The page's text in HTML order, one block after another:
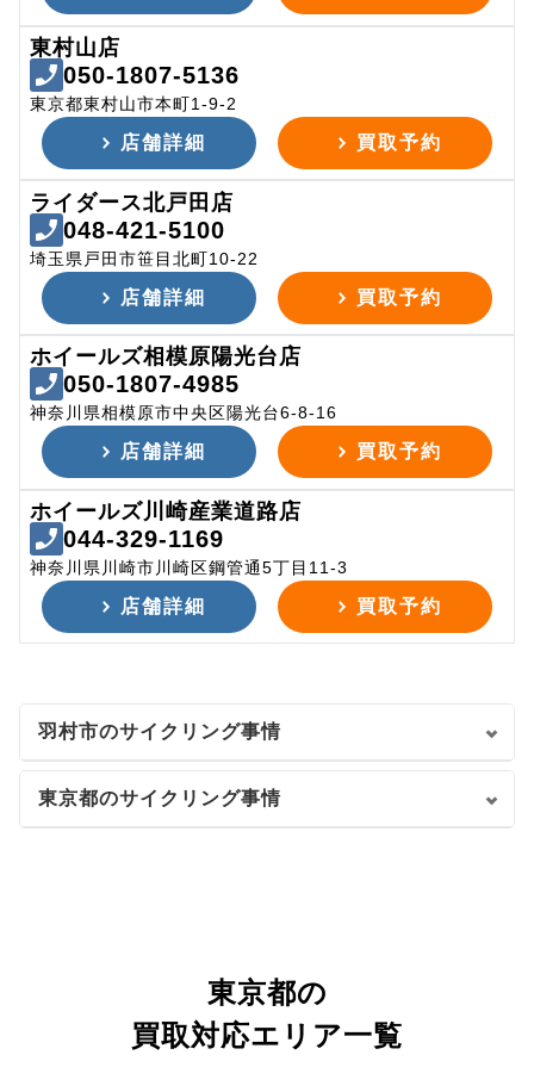
東村山店
050-1807-5136
東京都東村山市本町1-9-2
店舗詳細 買取予約
ライダース北戸田店
048-421-5100
埼玉県戸田市笹目北町10-22
店舗詳細 買取予約
ホイールズ相模原陽光台店
050-1807-4985
神奈川県相模原市中央区陽光台6-8-16
店舗詳細 買取予約
ホイールズ川崎産業道路店
044-329-1169
神奈川県川崎市川崎区鋼管通5丁目11-3
店舗詳細 買取予約
羽村市のサイクリング事情
東京都のサイクリング事情
東京都の
買取対応エリア一覧